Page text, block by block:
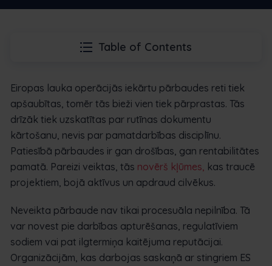
Table of Contents
Eiropas lauka operācijās iekārtu pārbaudes reti tiek
apšaubītas, tomēr tās bieži vien tiek pārprastas. Tās
drīzāk tiek uzskatītas par rutīnas dokumentu
kārtošanu, nevis par pamatdarbības disciplīnu.
Patiesībā pārbaudes ir gan drošības, gan rentabilitātes
pamatā. Pareizi veiktas, tās novērš kļūmes, kas traucē
projektiem, bojā aktīvus un apdraud cilvēkus.
Neveikta pārbaude nav tikai procesuāla nepilnība. Tā
var novest pie darbības apturēšanas, regulatīviem
sodiem vai pat ilgtermiņa kaitējuma reputācijai.
Organizācijām, kas darbojas saskaņā ar stingriem ES